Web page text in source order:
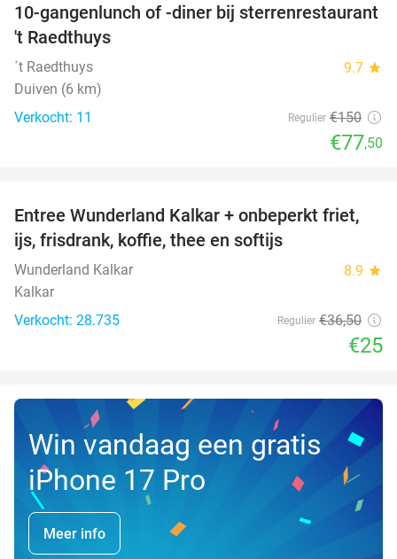
48%
NEW
TODAY
10-gangenlunch of -diner bij sterrenrestaurant
't Raedthuys
´t Raedthuys 9.7 star
Duiven (6 km)
Verkocht: 11
Regulier €150
€77,50
32%
Entree Wunderland Kalkar + onbeperkt friet,
ijs, frisdrank, koffie, thee en softijs
Wunderland Kalkar 8.9 star
Kalkar
Verkocht: 28.735
Regulier €36,50
€25
Win vandaag een gratis
iPhone 17 Pro
Meer info